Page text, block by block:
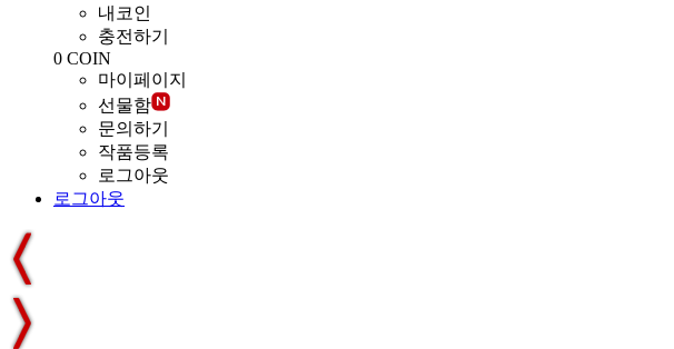
내코인
충전하기
0 COIN
마이페이지
선물함
문의하기
작품등록
로그아웃
로그아웃